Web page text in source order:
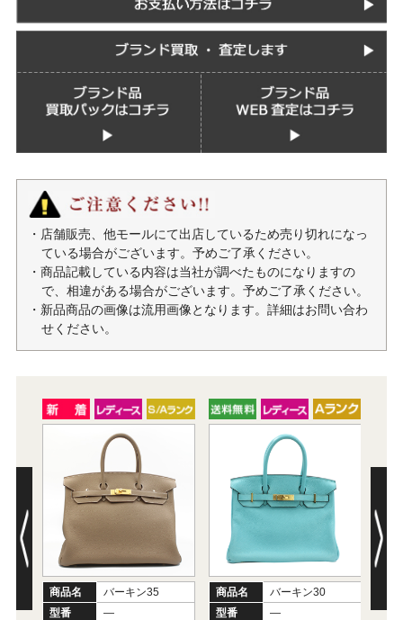
・店舗販売、他モールにて出店しているため売り切れになっ
ている場合がございます。予めご了承ください。
・商品記載している内容は当社が調べたものになりますの
で、相違がある場合がございます。予めご了承ください。
・新品商品の画像は流用画像となります。詳細はお問い合わ
せください。
商品名
バーキン35
型番
―
商品名
バーキン30
型番
―
型番